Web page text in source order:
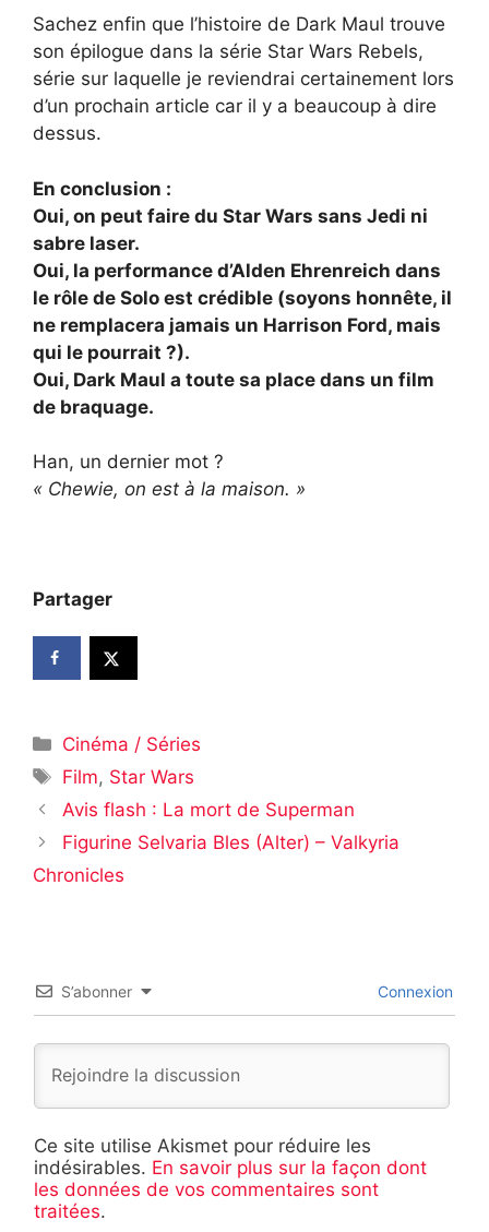
Sachez enfin que l’histoire de Dark Maul trouve
son épilogue dans la série Star Wars Rebels,
série sur laquelle je reviendrai certainement lors
d’un prochain article car il y a beaucoup à dire
dessus.
En conclusion :
Oui, on peut faire du Star Wars sans Jedi ni
sabre laser.
Oui, la performance d’Alden Ehrenreich dans
le rôle de Solo est crédible (soyons honnête, il
ne remplacera jamais un Harrison Ford, mais
qui le pourrait ?).
Oui, Dark Maul a toute sa place dans un film
de braquage.
Han, un dernier mot ?
« Chewie, on est à la maison. »
Partager
Catégories
Cinéma / Séries
Étiquettes
Film, Star Wars
Avis flash : La mort de Superman
Figurine Selvaria Bles (Alter) – Valkyria
Chronicles
S’abonner Connexion
Ce site utilise Akismet pour réduire les
indésirables. En savoir plus sur la façon dont
les données de vos commentaires sont
traitées.